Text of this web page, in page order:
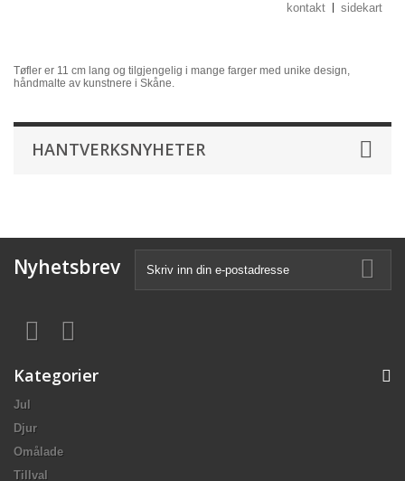
kontakt sidekart
Tøfler er 11 cm lang og tilgjengelig i mange farger med unike design,
håndmalte av kunstnere i Skåne.
HANTVERKSNYHETER
Nyhetsbrev
Kategorier
Jul
Djur
Omålade
Tillval